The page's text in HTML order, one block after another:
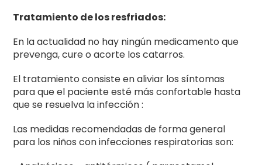
Tratamiento de los resfriados:
En la actualidad no hay ningún medicamento que
prevenga, cure o acorte los catarros.
El tratamiento consiste en aliviar los síntomas
para que el paciente esté más confortable hasta
que se resuelva la infección :
Las medidas recomendadas de forma general
para los niños con infecciones respiratorias son: